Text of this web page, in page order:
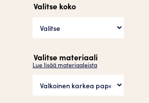
Valitse koko
Valitse materiaali
Lue lisää materiaaleista